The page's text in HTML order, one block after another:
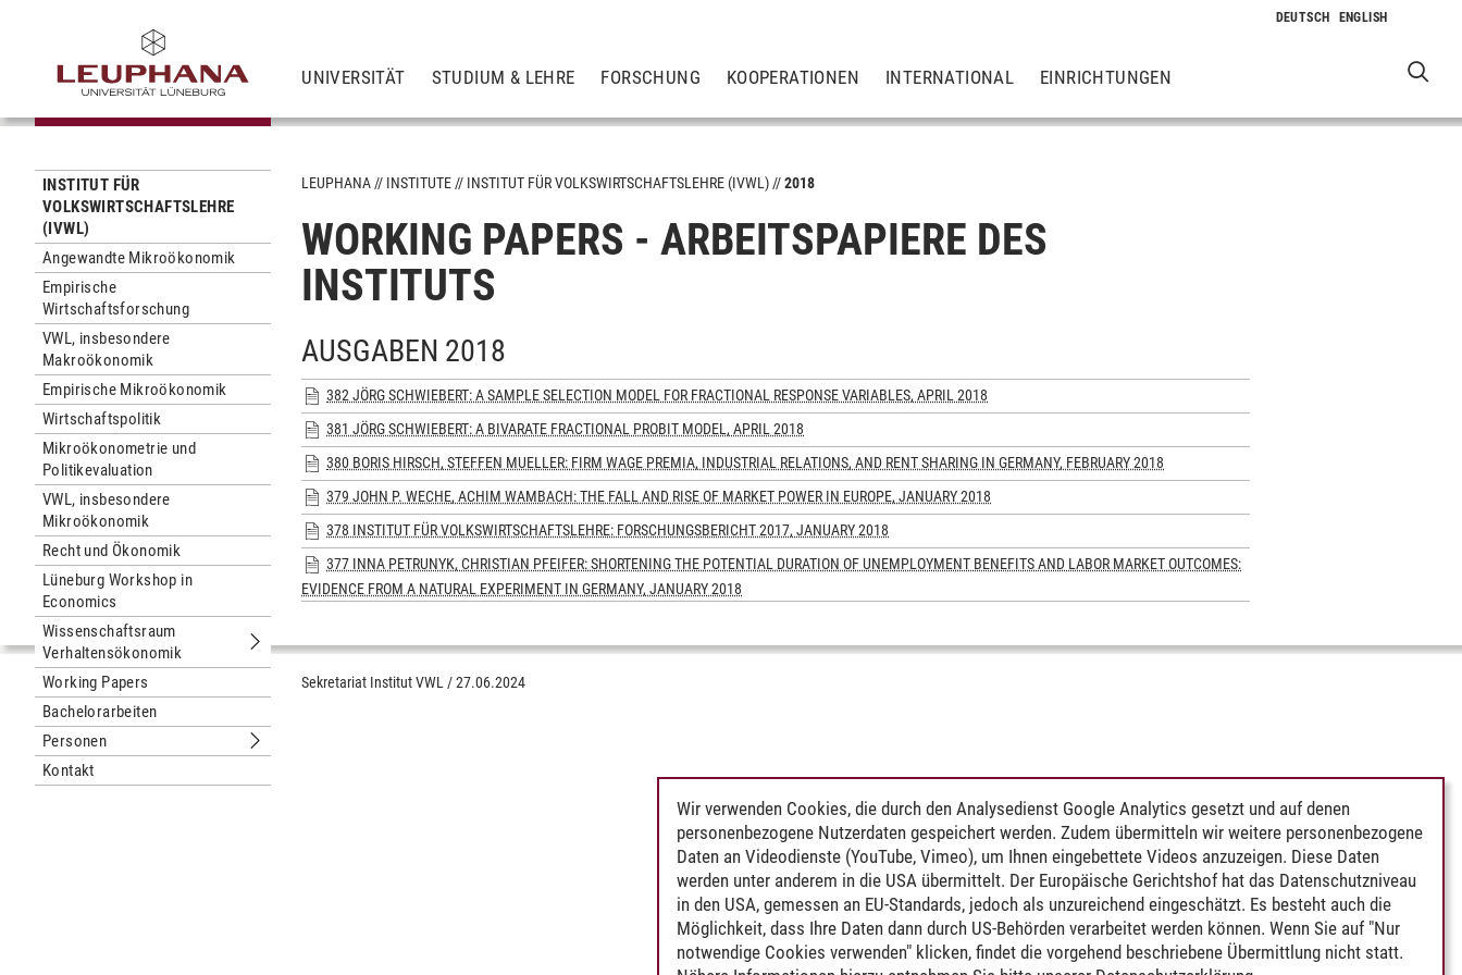
UNIVERSITÄT STUDIUM & LEHRE FORSCHUNG KOOPERATIONEN INTERNATIONAL EINRICHTUNGEN
INSTITUT FÜR
VOLKSWIRTSCHAFTSLEHRE
(IVWL)
Angewandte Mikroökonomik
Empirische
Wirtschaftsforschung
VWL, insbesondere
Makroökonomik
Empirische Mikroökonomik
Wirtschaftspolitik
Mikroökonometrie und
Politikevaluation
VWL, insbesondere
Mikroökonomik
Recht und Ökonomik
Lüneburg Workshop in
Economics
Wissenschaftsraum
Verhaltensökonomik
Untermenu Wissenschaftsraum Verhaltensökonomik
Working Papers
Bachelorarbeiten
Personen
Untermenu Personen
Kontakt
LEUPHANA INSTITUTE INSTITUT FÜR VOLKSWIRTSCHAFTSLEHRE (IVWL) 2018
WORKING PAPERS - ARBEITSPAPIERE DES
INSTITUTS
AUSGABEN 2018
382 JÖRG SCHWIEBERT: A SAMPLE SELECTION MODEL FOR FRACTIONAL RESPONSE VARIABLES, APRIL 2018
381 JÖRG SCHWIEBERT: A BIVARATE FRACTIONAL PROBIT MODEL, APRIL 2018
380 BORIS HIRSCH, STEFFEN MUELLER: FIRM WAGE PREMIA, INDUSTRIAL RELATIONS, AND RENT SHARING IN GERMANY, FEBRUARY 2018
379 JOHN P. WECHE, ACHIM WAMBACH: THE FALL AND RISE OF MARKET POWER IN EUROPE, JANUARY 2018
378 INSTITUT FÜR VOLKSWIRTSCHAFTSLEHRE: FORSCHUNGSBERICHT 2017, JANUARY 2018
377 INNA PETRUNYK, CHRISTIAN PFEIFER: SHORTENING THE POTENTIAL DURATION OF UNEMPLOYMENT BENEFITS AND LABOR MARKET OUTCOMES:
EVIDENCE FROM A NATURAL EXPERIMENT IN GERMANY, JANUARY 2018
Sekretariat Institut VWL /27.06.2024
Wir verwenden Cookies, die durch den Analysedienst Google Analytics gesetzt und auf denen
personenbezogene Nutzerdaten gespeichert werden. Zudem übermitteln wir weitere personenbezogene
Daten an Videodienste (YouTube, Vimeo), um Ihnen eingebettete Videos anzuzeigen. Diese Daten
werden unter anderem in die USA übermittelt. Der Europäische Gerichtshof hat das Datenschutzniveau
in den USA, gemessen an EU-Standards, jedoch als unzureichend eingeschätzt. Es besteht auch die
Möglichkeit, dass Ihre Daten dann durch US-Behörden verarbeitet werden können. Wenn Sie auf "Nur
notwendige Cookies verwenden" klicken, findet die vorgehend beschriebene Übermittlung nicht statt.